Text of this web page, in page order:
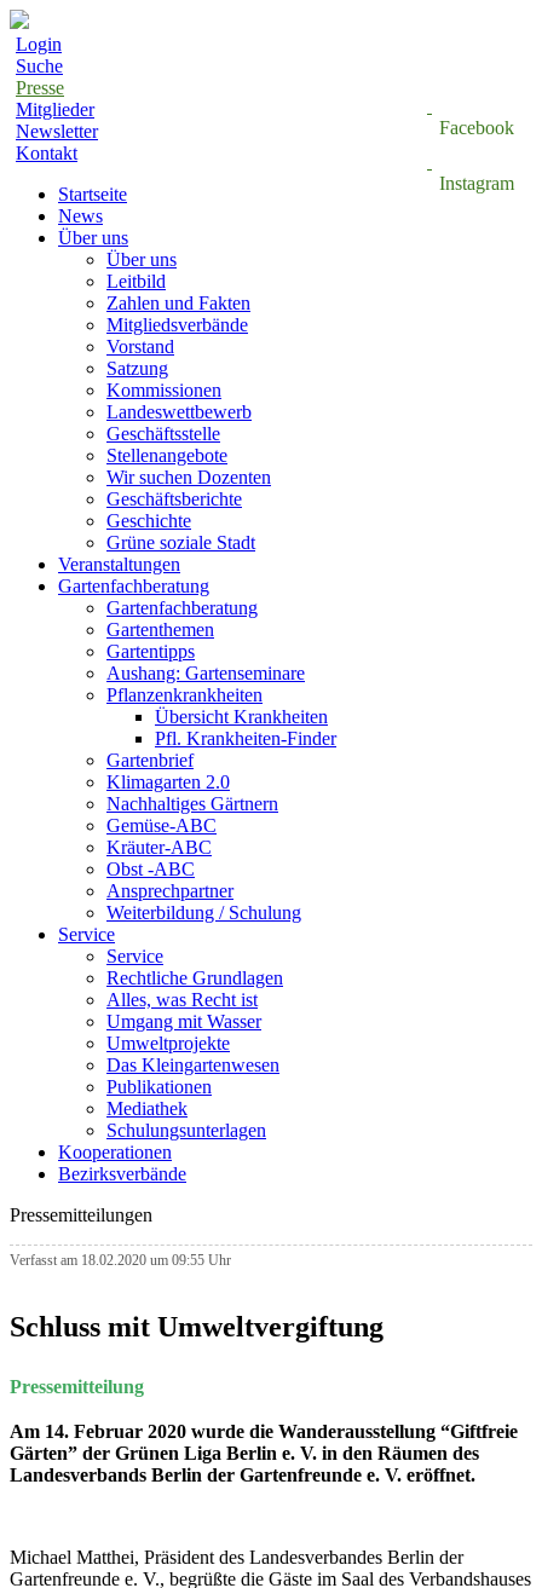
Login
Facebook
Instagram
Suche
Presse
Mitglieder
Newsletter
Kontakt
Startseite
News
Über uns
Über uns
Leitbild
Zahlen und Fakten
Mitgliedsverbände
Vorstand
Satzung
Kommissionen
Landeswettbewerb
Geschäftsstelle
Stellenangebote
Wir suchen Dozenten
Geschäftsberichte
Geschichte
Grüne soziale Stadt
Veranstaltungen
Gartenfachberatung
Gartenfachberatung
Gartenthemen
Gartentipps
Aushang: Gartenseminare
Pflanzenkrankheiten
Übersicht Krankheiten
Pfl. Krankheiten-Finder
Gartenbrief
Klimagarten 2.0
Nachhaltiges Gärtnern
Gemüse-ABC
Kräuter-ABC
Obst -ABC
Ansprechpartner
Weiterbildung / Schulung
Service
Service
Rechtliche Grundlagen
Alles, was Recht ist
Umgang mit Wasser
Umweltprojekte
Das Kleingartenwesen
Publikationen
Mediathek
Schulungsunterlagen
Kooperationen
Bezirksverbände
Pressemitteilungen
Verfasst am 18.02.2020 um 09:55 Uhr
Schluss mit Umweltvergiftung
Pressemitteilung
Am 14. Februar 2020 wurde die Wanderausstellung “Giftfreie
Gärten” der Grünen Liga Berlin e. V. in den Räumen des
Landesverbands Berlin der Gartenfreunde e. V. eröffnet.
Michael Matthei, Präsident des Landesverbandes Berlin der
Gartenfreunde e. V., begrüßte die Gäste im Saal des Verbandshauses